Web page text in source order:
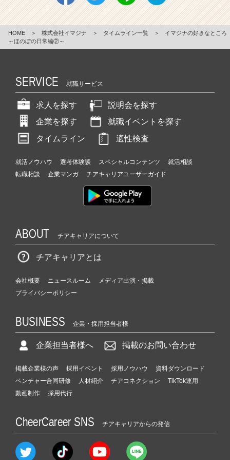
HOME ＞ 株式会社イマジナ ＞ タイムライン一覧 ＞
イマジナの好きなところ
～ほのぼの日常編②～
SERVICE 就職サービス
求人を探す
説明会を探す
企業を探す
就職イベントを探す
タイムライン
適性検査
就活ノウハウ 選考体験談 スペシャルコンテンツ
就活相談
転職相談
企業マンガ チアキャリアユーザーガイド
ABOUT チアキャリアについて
チアキャリアとは
会社概要 ニュースルーム
メディア出演・掲載
プライバシーポリシー
BUSINESS 企業・採用担当者様
企業担当者様へ 掲載のお問い合わせ
掲載企業様の声 採用イベント 採用ノウハウ
資料ダウンロード
ベンチャー合同研修
人材紹介 チアコネクション
TikTok運用
動画制作
採用代行
CheerCareer SNS チアキャリアからの発信